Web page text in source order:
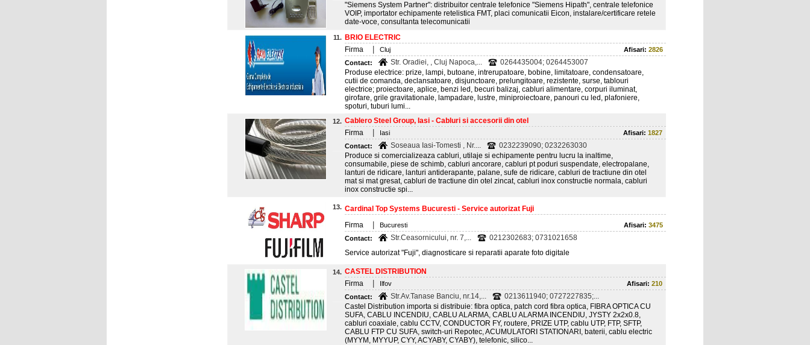
"Siemens System Partner": distribuitor centrale telefonice "Siemens Hipath", centrale telefonice
VOIP, importator echipamente retelistica FMT, placi comunicatii Eicon, instalare/certificare retele
date-voce, consultanta telecomunicatii
11. BRIO ELECTRIC
Firma
Cluj Afisari: 2826
Contact:
Str. Oradiei, , Cluj Napoca,...
0264435004; 0264453007
Produse electrice: prize, lampi, butoane, intrerupatoare, bobine, limitatoare, condensatoare,
cutii de comanda, declansatoare, disjunctoare, prelungitoare, rezistente, surse, tablouri
electrice; proiectoare, aplice, benzi led, becuri balizaj, cabluri alimentare, corpuri iluminat,
girofare, grile gravitationale, lampadare, lustre, miniproiectoare, panouri cu led, plafoniere,
spoturi, tuburi lumi...
12. Cablero Steel Group, Iasi - Cabluri si accesorii din otel
Firma
Iasi Afisari: 1827
Contact:
Soseaua Iasi-Tomesti , Nr....
0232239090; 0232263030
Produce si comercializeaza cabluri, utilaje si echipamente pentru lucru la inaltime,
consumabile, piese de schimb, cabluri ancorare, cabluri pt poduri suspendate, electropalane,
lanturi de ridicare, lanturi antiderapante, palane, sufe de ridicare, cabluri de tractiune din otel
mat si mat gresat, cabluri de tractiune din otel zincat, cabluri inox constructie normala, cabluri
inox constructie spi...
13. Cardinal Top Systems Bucuresti - Service autorizat Fuji
Firma
Bucuresti Afisari: 3475
Contact:
Str.Ceasornicului, nr. 7,...
0212302683; 0731021658
Service autorizat "Fuji", diagnosticare si reparatii aparate foto digitale
14. CASTEL DISTRIBUTION
Firma
Ilfov Afisari: 210
Contact:
Str.Av.Tanase Banciu, nr.14,...
0213611940; 0727227835;...
Castel Distribution importa si distribuie: fibra optica, patch cord fibra optica, FIBRA OPTICA CU
SUFA, CABLU INCENDIU, CABLU ALARMA, CABLU ALARMA INCENDIU, JYSTY 2x2x0.8,
cabluri coaxiale, cablu CCTV, CONDUCTOR FY, routere, PRIZE UTP, cablu UTP, FTP, SFTP,
CABLU FTP CU SUFA, switch-uri Repotec, ACUMULATORI STATIONARI, baterii, cablu electric
(MYYM, MYYUP, CYY, ACYABY, CYABY), telefonic, silico...